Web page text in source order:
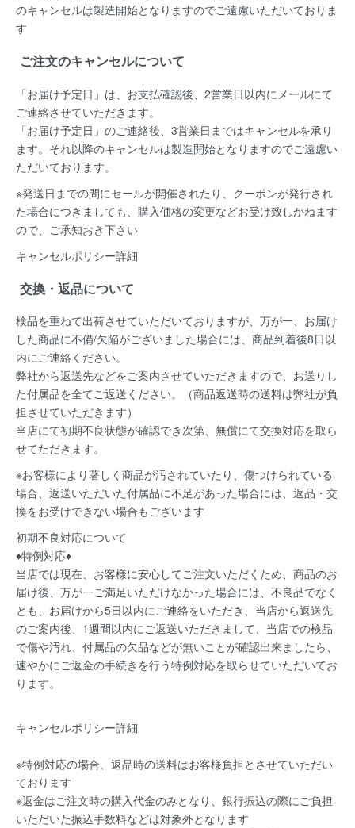
のキャンセルは製造開始となりますのでご遠慮いただいておりま
す
ご注文のキャンセルについて
「お届け予定日」は、お支払確認後、 2営業日以内にメールにて
ご連絡させていただきます。
「お届け予定日」のご連絡後、 3営業日まではキャンセルを承り
ます。 それ以降のキャンセルは製造開始となりますのでご遠慮い
ただいております。
※発送日までの間にセールが開催されたり、クーポンが発行され
た場合につきましても、購入価格の変更などお受け致しかねます
ので、ご承知おき下さい
キャンセルポリシー詳細
交換・返品について
検品を重ねて出荷させていただいておりますが、万が一、お届け
した商品に不備/欠陥がございました場合には、 商品到着後8日以
内にご連絡ください。
弊社から返送先などをご案内させていただきますので、お送りし
た付属品を全てご返送ください。（商品返送時の送料は弊社が負
担させていただきます）
当店にて初期不良状態が確認でき次第、無償にて交換対応を取ら
せてただきます。
※お客様により著しく商品が汚されていたり、傷つけられている
場合、返送いただいた付属品に不足があった場合には、返品・交
換をお受けできない場合もございます
初期不良対応について
♦特例対応♦
当店では現在、お客様に安心してご注文いただくため、商品のお
届け後、万が一ご満足いただけなかった場合には、不良品でなく
とも、お届けから5日以内にご連絡をいただき、当店から返送先
のご案内後、1週間以内にご返送いただきまして、当店での検品
で傷や汚れ、付属品の欠品などが無いことが確認出来ましたら、
速やかにご返金の手続きを行う特例対応を取らせていただいてお
ります。
キャンセルポリシー詳細
※特例対応の場合、返品時の送料はお客様負担とさせていただい
ております
※返金はご注文時の購入代金のみとなり、銀行振込の際にご負担
いただいた振込手数料などは対象外となります